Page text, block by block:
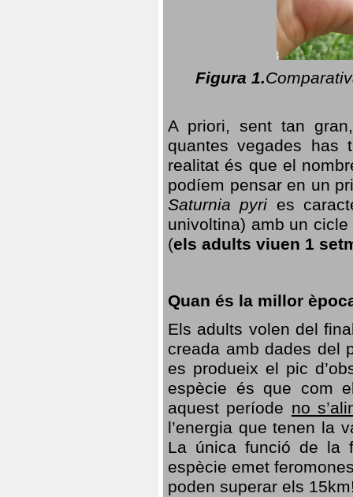
Figura 1.
A priori, sent tan
quantes vegades has
realitat és que el
podíem pensar en un
Saturnia pyri es
univoltina) amb un
(els adults viuen 1
Quan és la millor
Els adults volen del
creada amb dades del
es produeix el pic
espècie és que com
aquest període no
l’energia que tenen la
La única funció de la
espècie emet
poden superar els